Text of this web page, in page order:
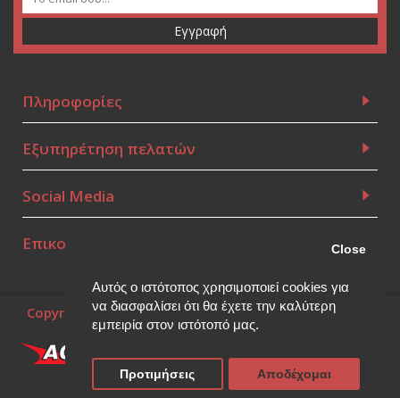
Αυτός ο ιστότοπος χρησιμοποιεί cookies για
να διασφαλίσει ότι θα έχετε την καλύτερη
εμπειρία στον ιστότοπό μας.
Close
Προτιμήσεις Αποδέχομαι
Εγγραφή
Πληροφορίες
Εξυπηρέτηση πελατών
Social Media
Επικοινωνία
Copyright © 2010~2026, (Powered byThink Open
rights reserved.